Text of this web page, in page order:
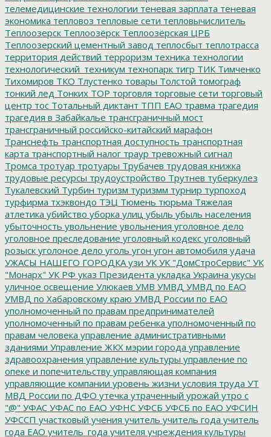
телемедицинские технологии теневая зарплата теневая
экономика тепловоз тепловые сети тепловычислитель
Теплоозерск Теплоозёрск Теплоозёрская ЦРБ
Теплоозерский цементный завод теплосбыт теплотрасса
территория действий терроризм техника технологии
технологический_техникум технопарк тигр ТИК Тимченко
Тихомиров ТКО Тлустенко товары Толстой томограф
тонкий лед Тонких ТОР торговля торговые сети торговый
центр тос Тотальный диктант ТПП ЕАО травма трагедия
трагедия в Забайкалье трансграничный мост
трансграничный российско-китайский марафон
Транснефть транспортная доступность транспортная
карта транспортный налог траур тревожный сигнал
Тромса тротуар тротуары Трубачев трудовая книжка
трудовые ресурсы трудоустройство Трутнев туберкулез
Тукалевский Турбин туризм туризмм турнир турпоход
турфирма тхэквондо ТЭЦ Тюмень тюрьма Тяжелая
атлетика убийство уборка улиц убыль убыль населения
убыточность увольнение увольнения уголовное дело
уголовное преследование уголовный кодекс уголовный
розыск уголоное дело уголь угон угон автомобиля удача
УЖАСЫ НАШЕГО ГОРОДКА узи УК УК "ДомСтроСервис" УК
"Монарх" УК РФ указ Президента укладка Украина укусы
уличное освещение Улюкаев УМВ УМВД УМВД по ЕАО
УМВД по Хабаровскому краю УМВД России по ЕАО
уполномоченный по правам предпринимателей
уполномоченный по правам ребенка уполномоченный по
правам человека управление административными
зданиями Управление ЖКХ мэрии города управление
здравоохранения управление культуры управление по
опеке и попечительству управляющая компания
управляющие компании уровень жизни условия труда УТ
МВД России по ДФО утечка утраченный урожай утро с
"@" УФАС УФАС по ЕАО УФНС УФСБ УФСБ по ЕАО УФСИН
УФССП участковый учения учитель учитель года учитель
года ЕАО учитель_года учителя учреждения культуры